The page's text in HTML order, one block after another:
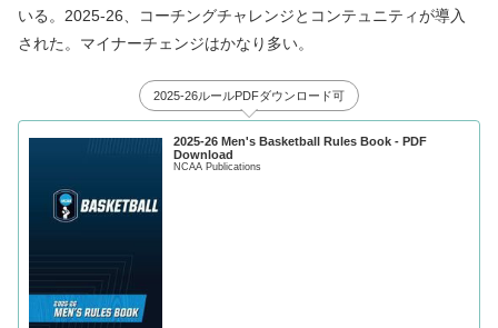
いる。2025-26、コーチングチャレンジとコンテュニティが導入
された。マイナーチェンジはかなり多い。
2025-26ルールPDFダウンロード可
2025-26 Men's Basketball Rules Book - PDF
Download
NCAA Publications